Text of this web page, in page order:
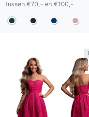
tussen €70,- en €100,-